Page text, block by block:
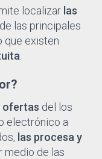
localizar las
de las principales
que existen
ofertas del los
electrónico a
las procesa y
medio de las